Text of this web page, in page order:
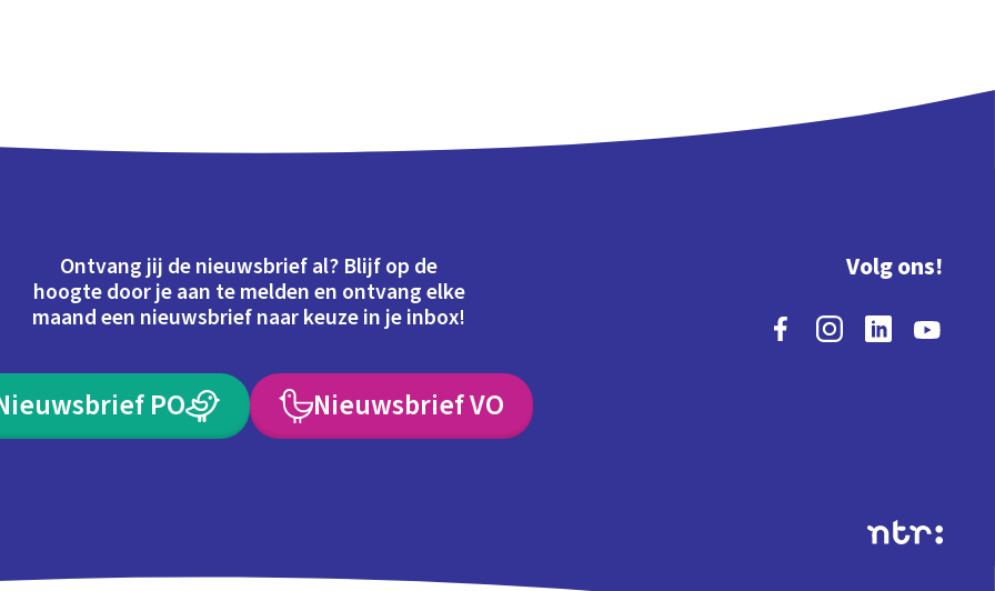
Ontvang jij de nieuwsbrief al? Blijf op de
hoogte door je aan te melden en ontvang elke
maand een nieuwsbrief naar keuze in je inbox!
PO Nieuwsbrief VO
Volg ons!